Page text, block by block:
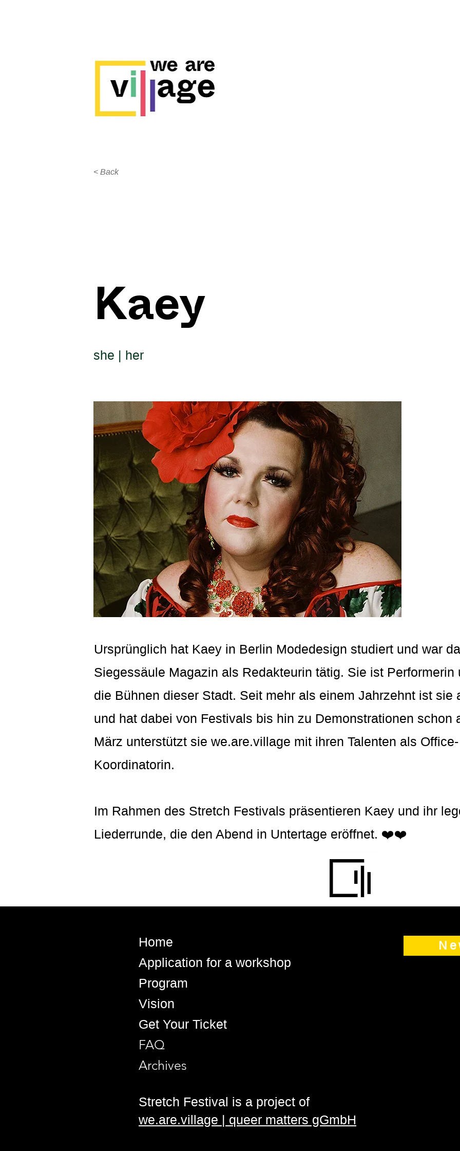
< Back
Kaey
she | her
Ursprünglich hat Kaey in Berlin Modedesign studiert und war
Siegessäule Magazin als Redakteurin tätig. Sie ist Performerin
die Bühnen dieser Stadt. Seit mehr als einem Jahrzehnt ist sie
und hat dabei von Festivals bis hin zu Demonstrationen schon
März unterstützt sie we.are.village mit ihren Talenten als
Koordinatorin.
Im Rahmen des Stretch Festivals präsentieren Kaey und ihr
Liederrunde, die den Abend in Untertage eröffnet. ❤️❤️
Home
Application for a workshop
Program
Vision
Get Your Ticket
FAQ
Archives
Stretch Festival is a project of
we.are.village | queer matters gGmbH